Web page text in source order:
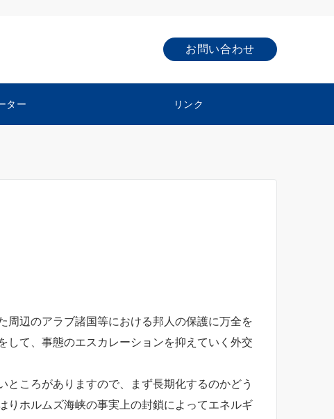
お問い合わせ
ター リンク
辺のアラブ諸国等における邦人の保護に万全を
して、事態のエスカレーションを抑えていく外交
ころがありますので、まず長期化するのかどう
りホルムズ海峡の事実上の封鎖によってエネルギ